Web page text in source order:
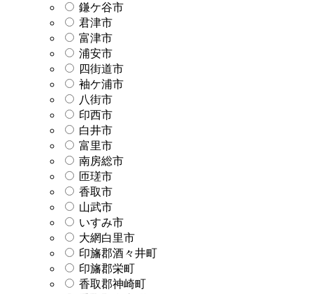
鎌ケ谷市
君津市
富津市
浦安市
四街道市
袖ケ浦市
八街市
印西市
白井市
富里市
南房総市
匝瑳市
香取市
山武市
いすみ市
大網白里市
印旛郡酒々井町
印旛郡栄町
香取郡神崎町